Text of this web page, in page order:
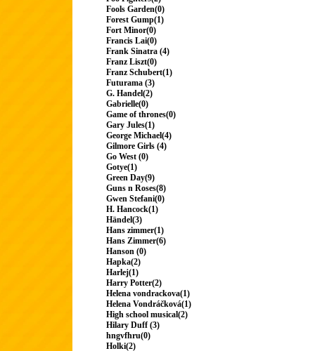
Fools Garden(0)
Forest Gump(1)
Fort Minor(0)
Francis Lai(0)
Frank Sinatra (4)
Franz Liszt(0)
Franz Schubert(1)
Futurama (3)
G. Handel(2)
Gabrielle(0)
Game of thrones(0)
Gary Jules(1)
George Michael(4)
Gilmore Girls (4)
Go West (0)
Gotye(1)
Green Day(9)
Guns n Roses(8)
Gwen Stefani(0)
H. Hancock(1)
Händel(3)
Hans zimmer(1)
Hans Zimmer(6)
Hanson (0)
Hapka(2)
Harlej(1)
Harry Potter(2)
Helena vondrackova(1)
Helena Vondráčková(1)
High school musical(2)
Hilary Duff (3)
hngvfhru(0)
Holki(2)